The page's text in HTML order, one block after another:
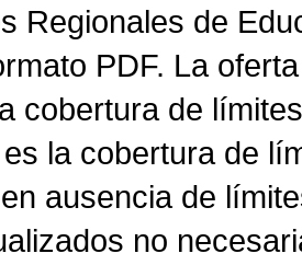
Regionales de
PDF. La
cobertura de
la cobertura de
ausencia de
no